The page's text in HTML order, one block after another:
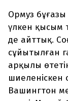
Ормуз бұғазы
үлкен қысым
де айттық.
сұйытылған
арқылы
Вашингтон